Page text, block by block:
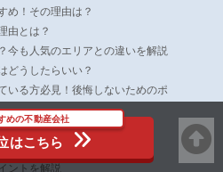
め！その理由は？
由とは？
今も人気のエリアとの違いを解説
どうしたらいい？
いる方必見！後悔しないためのポ
い？ポイントや注意点を紹介
注意して起きたいこととは
ントを解説
めの不動産会社
はこちら